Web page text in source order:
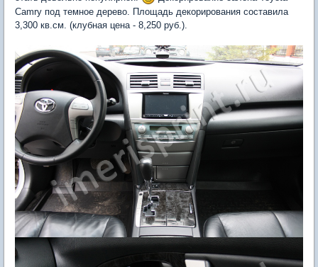
Camry под темное дерево. Площадь декорирования составила
3,300 кв.см. (клубная цена - 8,250 руб.).